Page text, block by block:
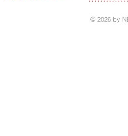
© 2026 by